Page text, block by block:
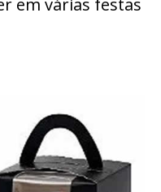
em várias festas